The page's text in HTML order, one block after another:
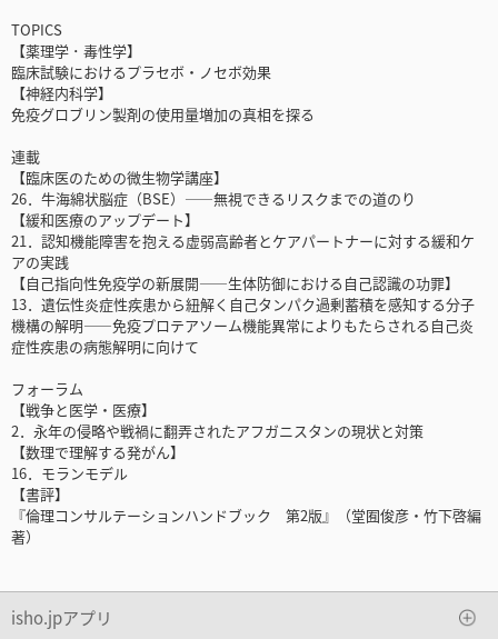
TOPICS
【薬理学 ･ 毒性学】
臨床試験におけるプラセボ・ノセボ効果
【神経内科学】
免疫グロブリン製剤の使用量増加の真相を探る
連載
【臨床医のための微生物学講座】
26．牛海綿状脳症（BSE）――無視できるリスクまでの道のり
【緩和医療のアップデート】
21．認知機能障害を抱える虚弱高齢者とケアパートナーに対する緩和ケ
アの実践
【自己指向性免疫学の新展開――生体防御における自己認識の功罪】
13．遺伝性炎症性疾患から紐解く自己タンパク過剰蓄積を感知する分子
機構の解明――免疫プロテアソーム機能異常によりもたらされる自己炎
症性疾患の病態解明に向けて
フォーラム
【戦争と医学・医療】
2．永年の侵略や戦禍に翻弄されたアフガニスタンの現状と対策
【数理で理解する発がん】
16．モランモデル
【書評】
『倫理コンサルテーションハンドブック 第2版』（堂囿俊彦・竹下啓編
著）
isho.jpアプリ